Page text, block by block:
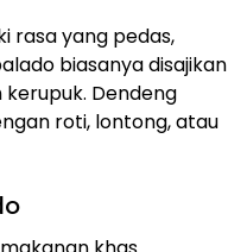
rasa yang pedas,
biasanya disajikan
kerupuk. Dendeng
roti, lontong, atau